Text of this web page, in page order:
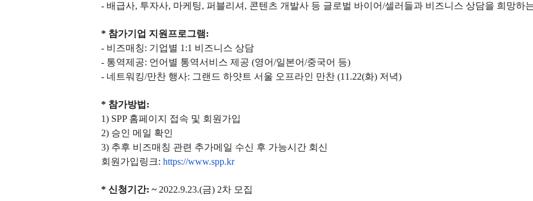
- 배급사, 투자사, 마케팅, 퍼블리셔, 콘텐츠 개발사 등 글로벌 바이어/셀러들과 비즈니스 상담을 희망하
* 참가기업 지원프로그램:
- 비즈매칭: 기업별 1:1 비즈니스 상담
- 통역제공: 언어별 통역서비스 제공 (영어/일본어/중국어 등)
- 네트워킹/만찬 행사: 그랜드 하얏트 서울 오프라인 만찬 (11.22(화) 저녁)
* 참가방법:
1) SPP 홈페이지 접속 및 회원가입
2) 승인 메일 확인
3) 추후 비즈매칭 관련 추가메일 수신 후 가능시간 회신
회원가입링크: https://www.spp.kr
* 신청기간: ~ 2022.9.23.(금) 2차 모집